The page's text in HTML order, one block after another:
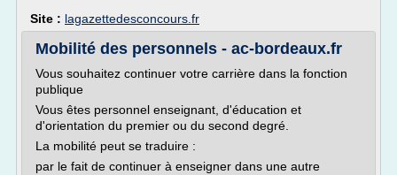
Site : lagazettedesconcours.fr
Mobilité des personnels - ac-bordeaux.fr
Vous souhaitez continuer votre carrière dans la fonction
publique
Vous êtes personnel enseignant, d'éducation et
d'orientation du premier ou du second degré.
La mobilité peut se traduire :
par le fait de continuer à enseigner dans une autre